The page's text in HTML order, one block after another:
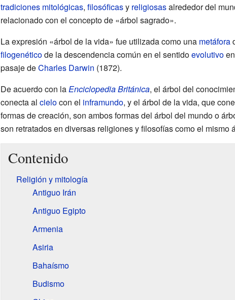
tradiciones mitológicas, filosóficasy religiosasalrededor del
relacionado con el concepto de «árbol sagrado».
La expresión «árbol de la vida» fue utilizada como una metáfora
filogenéticode la descendencia común en el sentidoevolutivo
pasaje deCharles Darwin (1872).
De acuerdo con laEnciclopedia Británica, el árbol del
conecta al cielocon el inframundo, y el árbol de la vida, que
formas de creación, son ambos formas del árbol del mundo o
son retratados en diversas religiones y filosofías como el mismo
Contenido
Religión y mitología
Antiguo Irán
Antiguo Egipto
Armenia
Asiria
Bahaísmo
Budismo